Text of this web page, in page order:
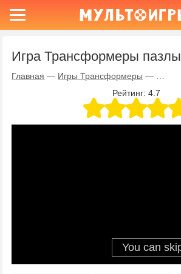
Игра Трансформеры пазлы
Главная — Игры Трансформеры —
Рейтинг: 4.7